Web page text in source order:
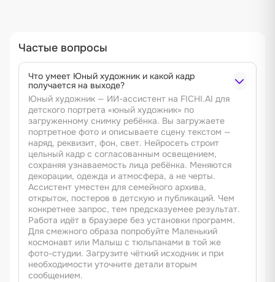
Частые вопросы
Что умеет Юный художник и какой кадр
получается на выходе?
Юный художник — ИИ-ассистент на FICHI.AI для
детского портрета «юный художник» по
загруженному снимку ребёнка. Вы загружаете
портретное фото и описываете сцену текстом —
наряд, реквизит, фон, свет. Нейросеть строит
цельный кадр с согласованным освещением,
сохраняя узнаваемость лица ребёнка. Меняются
декорации, одежда и атмосфера, а не черты.
Ассистент уместен для семейного архива,
открыток, постеров в детскую и публикаций. Чем
конкретнее запрос, тем предсказуемее результат.
Работа идёт в браузере без установки программ.
Для смежного образа попробуйте Маленький
космонавт или Малыш с тюльпанами в той же
фото-студии. Загрузите чёткий исходник и при
необходимости уточните детали вторым
сообщением.